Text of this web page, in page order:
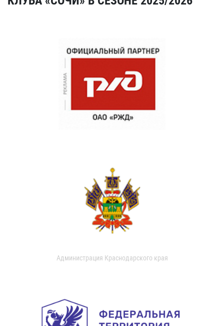
Администрация Краснодарского края